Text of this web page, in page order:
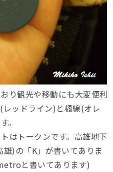
り観光や移動にも大変便利
ッドライン)と橘線(オレ
。
はトークンです。高雄地下
)の「K」が書いてありま
と書いてあります)